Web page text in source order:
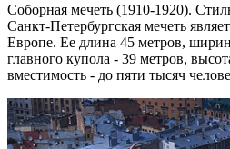
Соборная мечеть (1910-1920).
Санкт-Петербургская мечеть
Европе. Ее длина 45 метров,
главного купола - 39 метров,
вместимость - до пяти тысяч